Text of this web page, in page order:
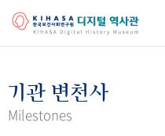
걸어온 길 기관 변천사
기관 변천사
Milestones